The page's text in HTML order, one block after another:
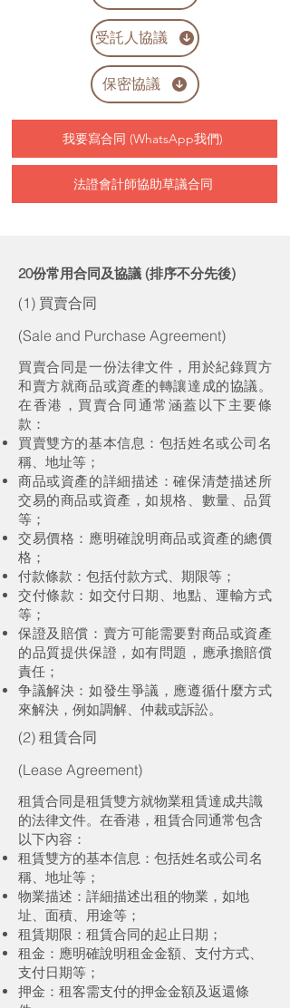
受託人協議
保密協議
我要寫合同 (WhatsApp我們)
法證會計師協助草議合同
20份常用合同及協議 (排序不分先後)
(1) 買賣合同
(Sale and Purchase Agreement)
買賣合同是一份法律文件，用於紀錄買方
和賣方就商品或資產的轉讓達成的協議。
在香港，買賣合同通常涵蓋以下主要條
款：
買賣雙方的基本信息：包括姓名或公司名
稱、地址等；
商品或資產的詳細描述：確保清楚描述所
交易的商品或資產，如規格、數量、品質
等；
交易價格：應明確說明商品或資產的總價
格；
付款條款：包括付款方式、期限等；
交付條款：如交付日期、地點、運輸方式
等；
保證及賠償：賣方可能需要對商品或資產
的品質提供保證，如有問題，應承擔賠償
責任；
争議解決：如發生爭議，應遵循什麼方式
來解決，例如調解、仲裁或訴訟。
(2) 租賃合同
(Lease Agreement)
租賃合同是租賃雙方就物業租賃達成共識
的法律文件。在香港，租賃合同通常包含
以下內容：
租賃雙方的基本信息：包括姓名或公司名
稱、地址等；
物業描述：詳細描述出租的物業，如地
址、面積、用途等；
租賃期限：租賃合同的起止日期；
租金：應明確說明租金金額、支付方式、
支付日期等；
押金：租客需支付的押金金額及返還條